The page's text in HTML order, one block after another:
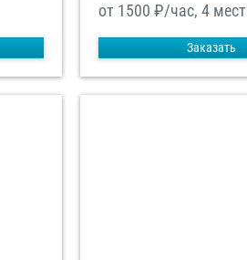
от 1500 ₽/час, 4 мест
Заказать